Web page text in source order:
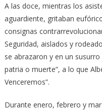
A las doce, mientras los
aguardiente, gritaban
consignas
Seguridad, aislados y
se abrazaron y en un
patria o muerte”, a lo que
Venceremos”.
Durante enero, febrero y